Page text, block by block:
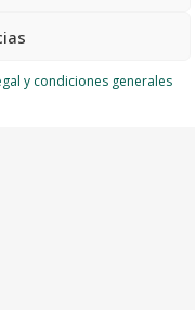
y condiciones generales